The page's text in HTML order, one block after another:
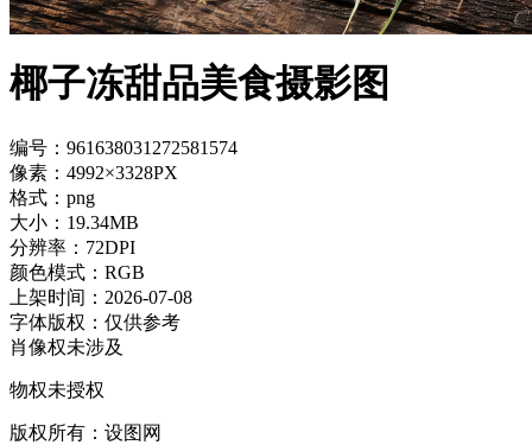
椰子冻甜品美食摄影图
编号：961638031272581574
像素：4992×3328PX
格式：png
大小：19.34MB
分辨率：72DPI
颜色模式：RGB
上架时间：2026-07-08
字体版权：仅供参考
肖像权未涉及
物权未授权
版权所有：设图网